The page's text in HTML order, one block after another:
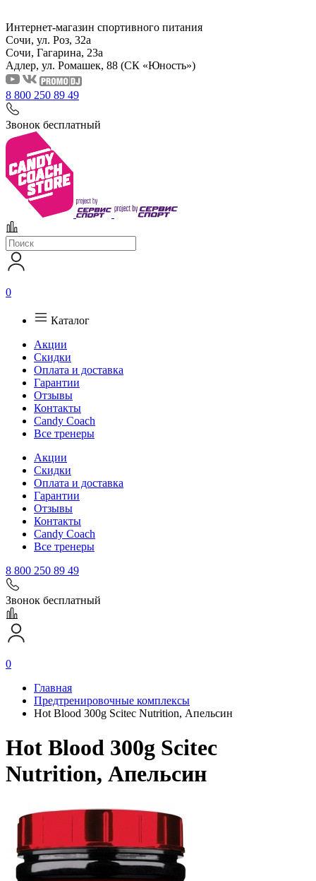
Интернет-магазин спортивного питания
Сочи, ул. Роз, 32а
Сочи, Гагарина, 23а
Адлер, ул. Ромашек, 88 (СК «Юность»)
8 800 250 89 49
Звонок бесплатный
0
Каталог
Акции
Скидки
Оплата и доставка
Гарантии
Отзывы
Контакты
Candy Coach
Все тренеры
Акции
Скидки
Оплата и доставка
Гарантии
Отзывы
Контакты
Candy Coach
Все тренеры
8 800 250 89 49
Звонок бесплатный
0
Главная
Предтренировочные комплексы
Hot Blood 300g Scitec Nutrition, Апельсин
Hot Blood 300g Scitec
Nutrition, Апельсин